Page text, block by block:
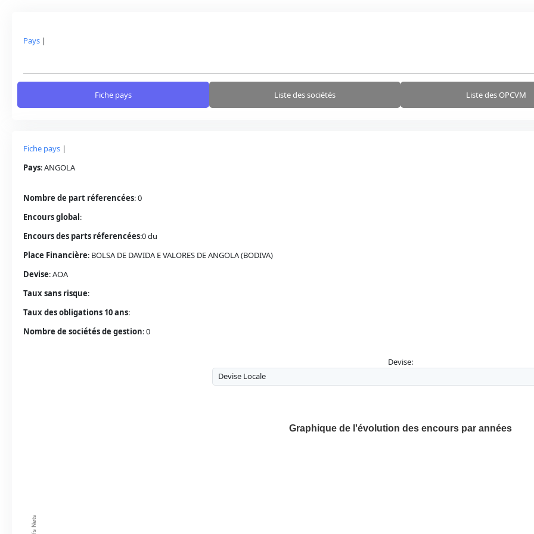
Pays |
Fiche pays Liste des sociétés Liste des OPCVM
Fiche pays |
Pays:ANGOLA
Nombre de part réferencées:0
Encours global:
Encours des parts réferencées:0du
Place Financière: BOLSA DE DAVIDA E VALORES DE ANGOLA (BODIVA)
Devise:AOA
Taux sans risque:
Taux des obligations 10 ans:
Nombre de sociétés de gestion:0
Devise:
Graphique de l'évolution des encours par années